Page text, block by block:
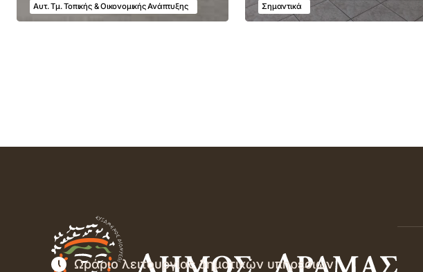
Αυτ. Τμ. Τοπικής & Οικονομικής Ανάπτυξης
Σημαντικά
Ωράριο λειτουργίας δημοτικών υπηρεσιών